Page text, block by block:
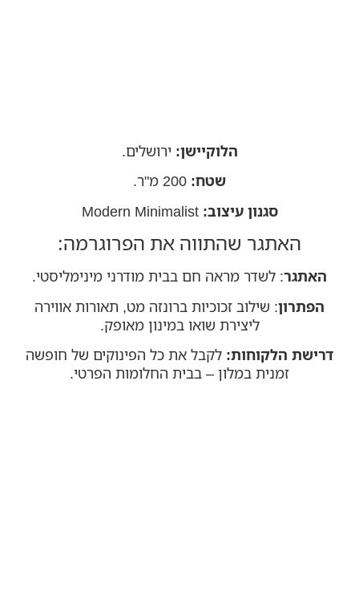
הלוקיישן: ירושלים.
שטח:
סגנון עיצוב: Modern Minimalist
האתגר שהתווה את הפרוגרמה:
האתגר: לשדר מראה חם בבית מודרני מינימליסטי.
הפתרון: שילוב זכוכיות ברונזה מט, תאורות אווירה
ליצירת שואו במינון מאופק.
דרישת הלקוחות: לקבל את כל הפינוקים של חופשה
זמנית במלון – בבית החלומות הפרטי.